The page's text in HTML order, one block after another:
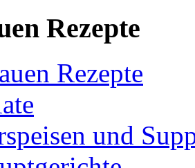
Rezepte
Rezepte
und